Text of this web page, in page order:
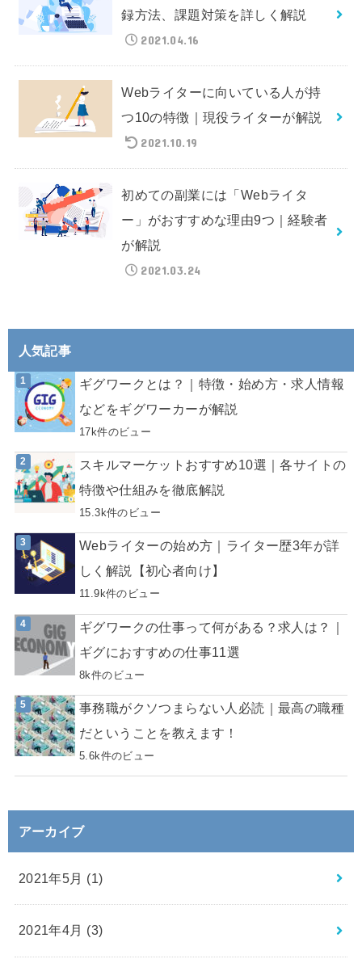
録方法、課題対策を詳しく解説
2021.04.16
Webライターに向いている人が持
つ10の特徴｜現役ライターが解説
2021.10.19
初めての副業には「Webライタ
ー」がおすすめな理由9つ｜経験者
が解説
2021.03.24
人気記事
ギグワークとは？｜特徴・始め方・求人情報
などをギグワーカーが解説
17k件のビュー
スキルマーケットおすすめ10選｜各サイトの
特徴や仕組みを徹底解説
15.3k件のビュー
Webライターの始め方｜ライター歴3年が詳
しく解説【初心者向け】
11.9k件のビュー
ギグワークの仕事って何がある？求人は？｜
ギグにおすすめの仕事11選
8k件のビュー
事務職がクソつまらない人必読｜最高の職種
だということを教えます！
5.6k件のビュー
アーカイブ
2021年5月 (1)
2021年4月 (3)